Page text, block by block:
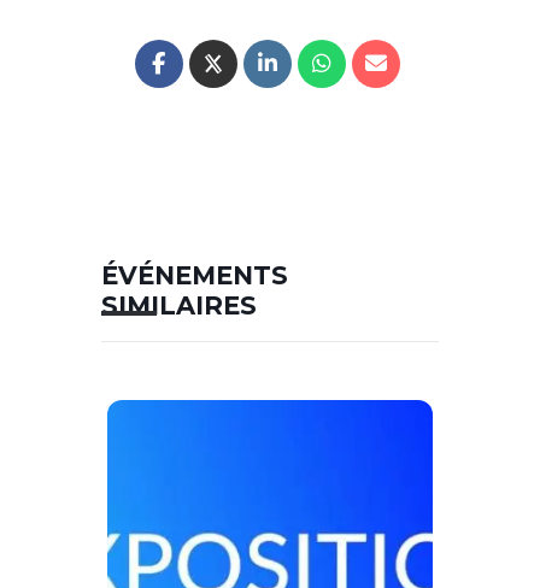
ÉVÉNEMENTS
SIMILAIRES